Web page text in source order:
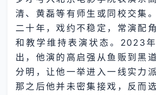
清、黄磊等有师生或同校交集
二十年，戏约不稳定，常演配
和教学维持表演状态。2023
出，他演的高启强从鱼贩到黑
分明，让他一举进入一线实力
那之后他并未密集接戏，反而